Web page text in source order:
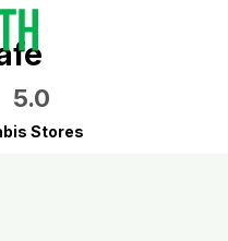
5.0
Stores